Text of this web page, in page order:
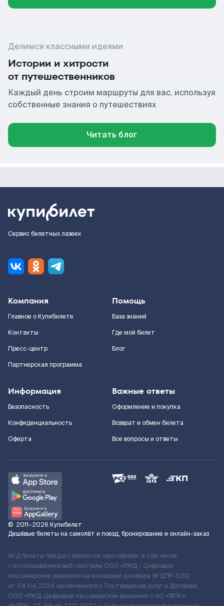
Делимся классными идеями
Истории и хитрости
от путешественников
Каждый день строим маршруты для вас, используя
собственные знания о путешествиях
Читать блог
Сервис билетных лазеек
Компания
Главное о Купибилете
Контакты
Пресс-центр
Партнерская программа
Помощь
База знаний
Где мой билет
Блог
Информация
Безопасность
Конфиденциальность
Оферта
Важные ответы
Оформление и покупка
Возврат и обмен билета
Все вопросы и ответы
© 2011–2026 Купибилет
Дешёвые билеты на самолёт и поезд, бронирование и онлайн-заказ
Ж/Д билеты предоставляются партнёрами, в том числе
с использованием веб-системы ООО «РЖД – Цифровые
пассажирские решения» на основании договора № ЦПР-1282
от 04.04.2024 заключенного с Поставщиком услуг и Договора
ООО «РЖД-Цифровые пассажирские решения» c АО «ФПК»